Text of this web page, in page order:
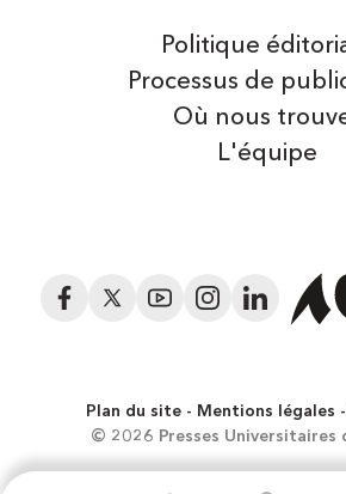
Politique
Processus de
Où nous
L'équipe
Facebook
Twitter YouTubeInstagramLinkedIn
Plan du site Mentions légales
© 2026 Presses Universitaires